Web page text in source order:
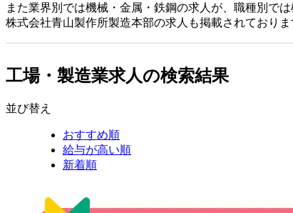
また業界別では機械・金属・鉄鋼の求人が、職種別で
株式会社青山製作所製造本部の求人も掲載されており
工場・製造業求人の検索結果
並び替え
おすすめ順
給与が高い順
新着順